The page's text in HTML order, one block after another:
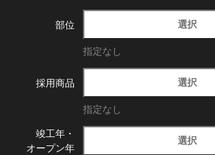
部位 選択
指定なし
採用商品 選択
指定なし
竣工年・
オープン年
選択